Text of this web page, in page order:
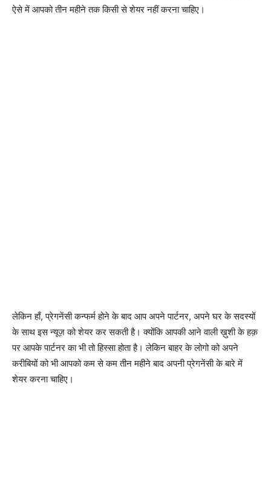
ऐसे में आपको तीन महीने तक किसी से शेयर नहीं करना चाहिए।
लेकिन हाँ, प्रेगनेंसी कन्फर्म होने के बाद आप अपने पार्टनर, अपने घर के सदस्यों
के साथ इस न्यूज़ को शेयर कर सकती है। क्योंकि आपकी आने वाली ख़ुशी के हक़
पर आपके पार्टनर का भी तो हिस्सा होता है। लेकिन बाहर के लोगो को अपने
करीबियों को भी आपको कम से कम तीन महीने बाद अपनी प्रेगनेंसी के बारे में
शेयर करना चाहिए।